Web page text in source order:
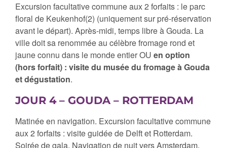
Excursion facultative commune aux 2 forfaits : le parc
floral de Keukenhof(2) (uniquement sur pré-réservation
avant le départ). Après-midi, temps libre à Gouda. La
ville doit sa renommée au célèbre fromage rond et
jaune connu dans le monde entier OU en option
(hors forfait) : visite du musée du fromage à Gouda
et dégustation.
JOUR 4 – GOUDA – ROTTERDAM
Matinée en navigation. Excursion facultative commune
aux 2 forfaits : visite guidée de Delft et Rotterdam.
Soirée de gala. Navigation de nuit vers Amsterdam.